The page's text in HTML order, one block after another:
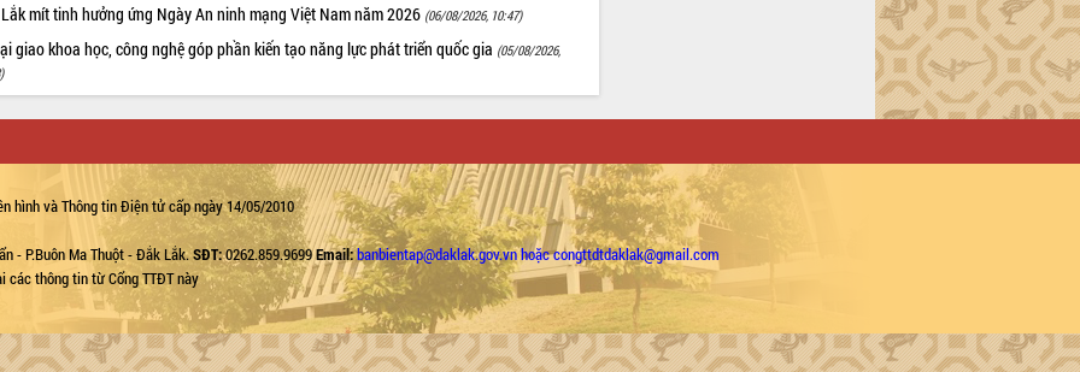
mít tinh hưởng ứng Ngày An ninh mạng Việt Nam năm 2026 (06/08/2026, 10:47)
giao khoa học, công nghệ góp phần kiến tạo năng lực phát triển quốc gia (05/08/2026,
hình và Thông tin Điện tử cấp ngày 14/05/2010
- P.Buôn Ma Thuột - Đắk Lắk.SĐT:0262.859.9699Email:banbientap@daklak.gov.vn hoặc congttdtdaklak@gmail.com
các thông tin từ Cổng TTĐT này